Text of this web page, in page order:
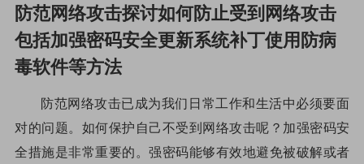
防范网络攻击探讨如何防止受到网络攻击
包括加强密码安全更新系统补丁使用防病
毒软件等方法
防范网络攻击已成为我们日常工作和生活中必须要面
对的问题。如何保护自己不受到网络攻击呢？加强密码安
全措施是非常重要的。强密码能够有效地避免被破解或者